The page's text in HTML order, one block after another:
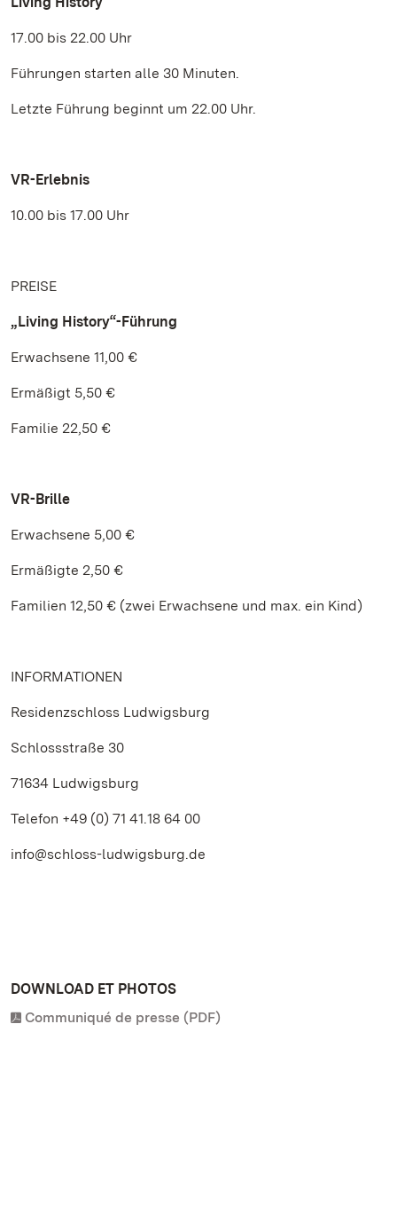
17.00 bis 22.00 Uhr
Führungen starten alle 30 Minuten.
Letzte Führung beginnt um 22.00 Uhr.
VR-Erlebnis
10.00 bis 17.00 Uhr
PREISE
„Living History“-Führung
Erwachsene 11,00 €
Ermäßigt 5,50 €
Familie 22,50 €
VR-Brille
Erwachsene 5,00 €
Ermäßigte 2,50 €
Familien 12,50 € (zwei Erwachsene und max. ein Kind)
INFORMATIONEN
Residenzschloss Ludwigsburg
Schlossstraße 30
71634 Ludwigsburg
Telefon +49 (0) 71 41.18 64 00
info@schloss-ludwigsburg.de
DOWNLOAD ET PHOTOS
Communiqué de presse (PDF)